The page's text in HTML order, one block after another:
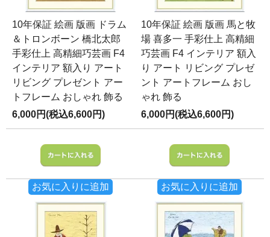
10年保証 絵画 版画 ドラム
＆トロンボーン 橋北太郎
手彩仕上 高精細巧芸画 F4
インテリア 額入り アート
リビング プレゼント アー
トフレーム おしゃれ 飾る
6,000円(税込6,600円)
お気に入りに追加
10年保証 絵画 版画 馬と牧
場 喜多一 手彩仕上 高精細
巧芸画 F4 インテリア 額入
り アート リビング プレゼ
ント アートフレーム おし
ゃれ 飾る
6,000円(税込6,600円)
お気に入りに追加